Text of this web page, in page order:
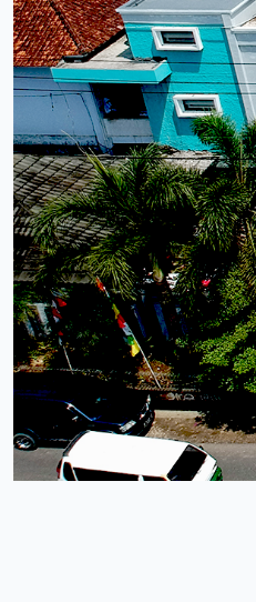
Program Kerja •